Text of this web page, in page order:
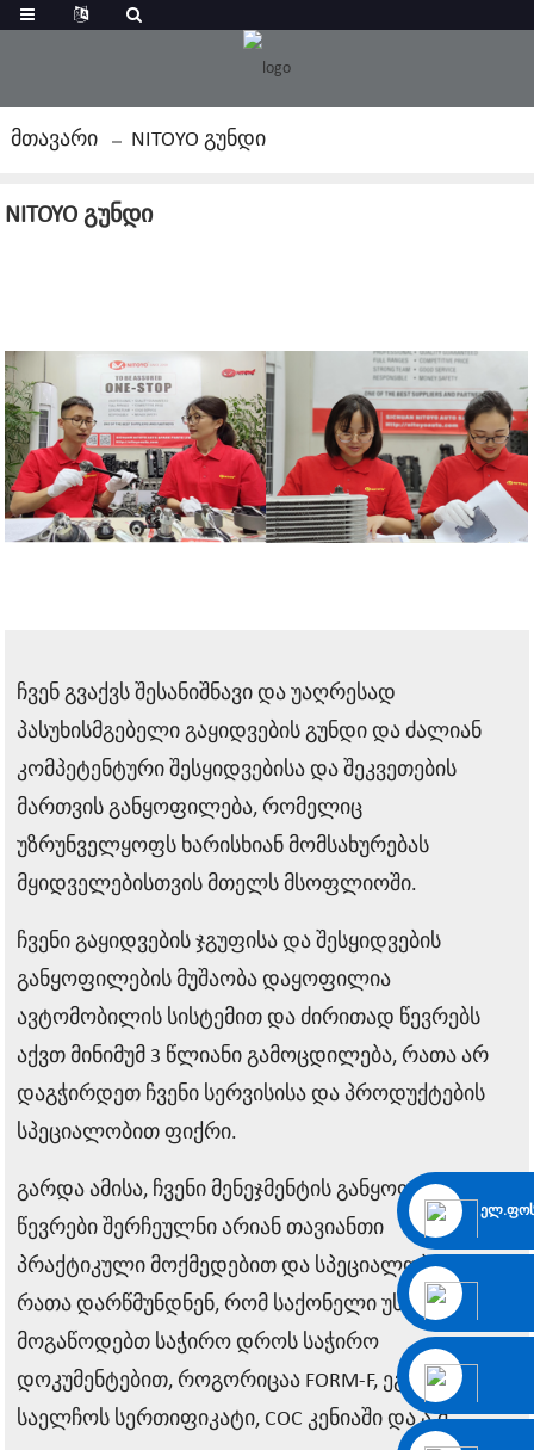
Მთავარი NITOYO Გუნდი
NITOYO გუნდი
ჩვენ გვაქვს შესანიშნავი და უაღრესად
პასუხისმგებელი გაყიდვების გუნდი და ძალიან
კომპეტენტური შესყიდვებისა და შეკვეთების
მართვის განყოფილება, რომელიც
უზრუნველყოფს ხარისხიან მომსახურებას
მყიდველებისთვის მთელს მსოფლიოში.
ჩვენი გაყიდვების ჯგუფისა და შესყიდვების
განყოფილების მუშაობა დაყოფილია
ავტომობილის სისტემით და ძირითად წევრებს
აქვთ მინიმუმ 3 წლიანი გამოცდილება, რათა არ
დაგჭირდეთ ჩვენი სერვისისა და პროდუქტების
სპეციალობით ფიქრი.
გარდა ამისა, ჩვენი მენეჯმენტის განყოფილების
წევრები შერჩეულნი არიან თავიანთი
პრაქტიკული მოქმედებით და სპეციალობით,
რათა დარწმუნდნენ, რომ საქონელი უსაფრთხოდ
მოგაწოდებთ საჭირო დროს საჭირო
დოკუმენტებით, როგორიცაა FORM-F, ეგვიპტის
საელჩოს სერთიფიკატი, COC კენიაში და ა.შ.